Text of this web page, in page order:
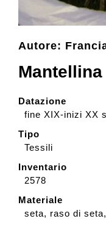
Contatti e biglietti
Accessibilità
Cerca
Autore:
Datazione
fine XIX-inizi XX
Tipo
Tessili
Inventario
2578
Materiale
seta, raso di